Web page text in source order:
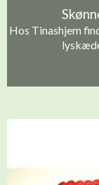
Hos Tinashjem